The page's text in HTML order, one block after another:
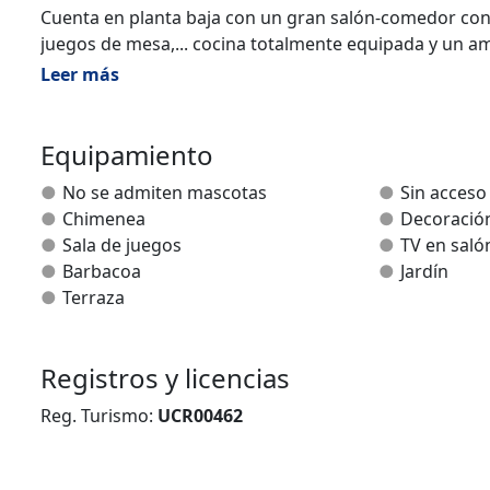
Cuenta en planta baja con un gran salón-comedor
juegos de mesa,... cocina totalmente equipada y un
planta disponemos de tres habitaciones dobles (dos
En la segunda planta tenemos una habitación
habitación-salón abuhardillada de 20 m2 con dos
videoconsola Wii (esta habitación sólo está disponible
Disponemos de 2 camas supletorias de buena
tendrían su propia habitación.
¡para pasar un buen rato!
Leer más
Equipamiento
No se admiten mascotas Sin
Chimenea
Sala de juegos
TV en
Barbacoa
Jardín
Terraza
Registros y licencias
Reg. Turismo: UCR00462